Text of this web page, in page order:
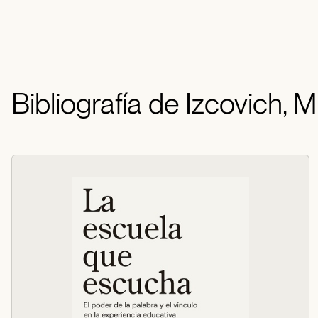
Bibliografía de Izcovich,